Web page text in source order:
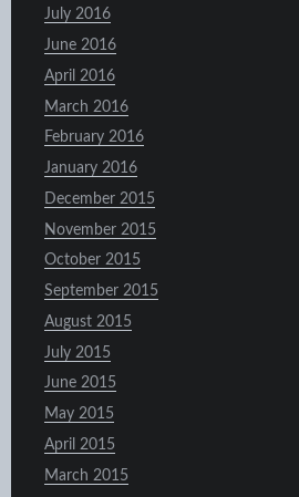
July 2016
June 2016
April 2016
March 2016
February 2016
January 2016
December 2015
November 2015
October 2015
September 2015
August 2015
July 2015
June 2015
May 2015
April 2015
March 2015